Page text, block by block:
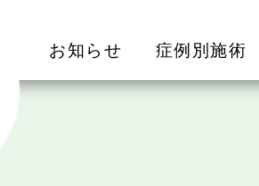
お知らせ 症例別施術